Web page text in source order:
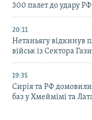
300 палет до удару
20:11
Нетаньягу відкинув
військ із Сектора Гази
19:35
Сирія та РФ
баз у Хмеймімі та